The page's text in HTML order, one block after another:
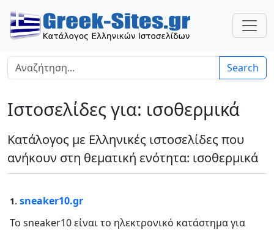
Search
Ιστοσελίδες για: ισοθερμικά
Κατάλογος με Ελληνικές ιστοσελίδες που
ανήκουν στη θεματική ενότητα: ισοθερμικά
1. sneaker10.gr
Το sneaker10 είναι το ηλεκτρονικό κατάστημα για